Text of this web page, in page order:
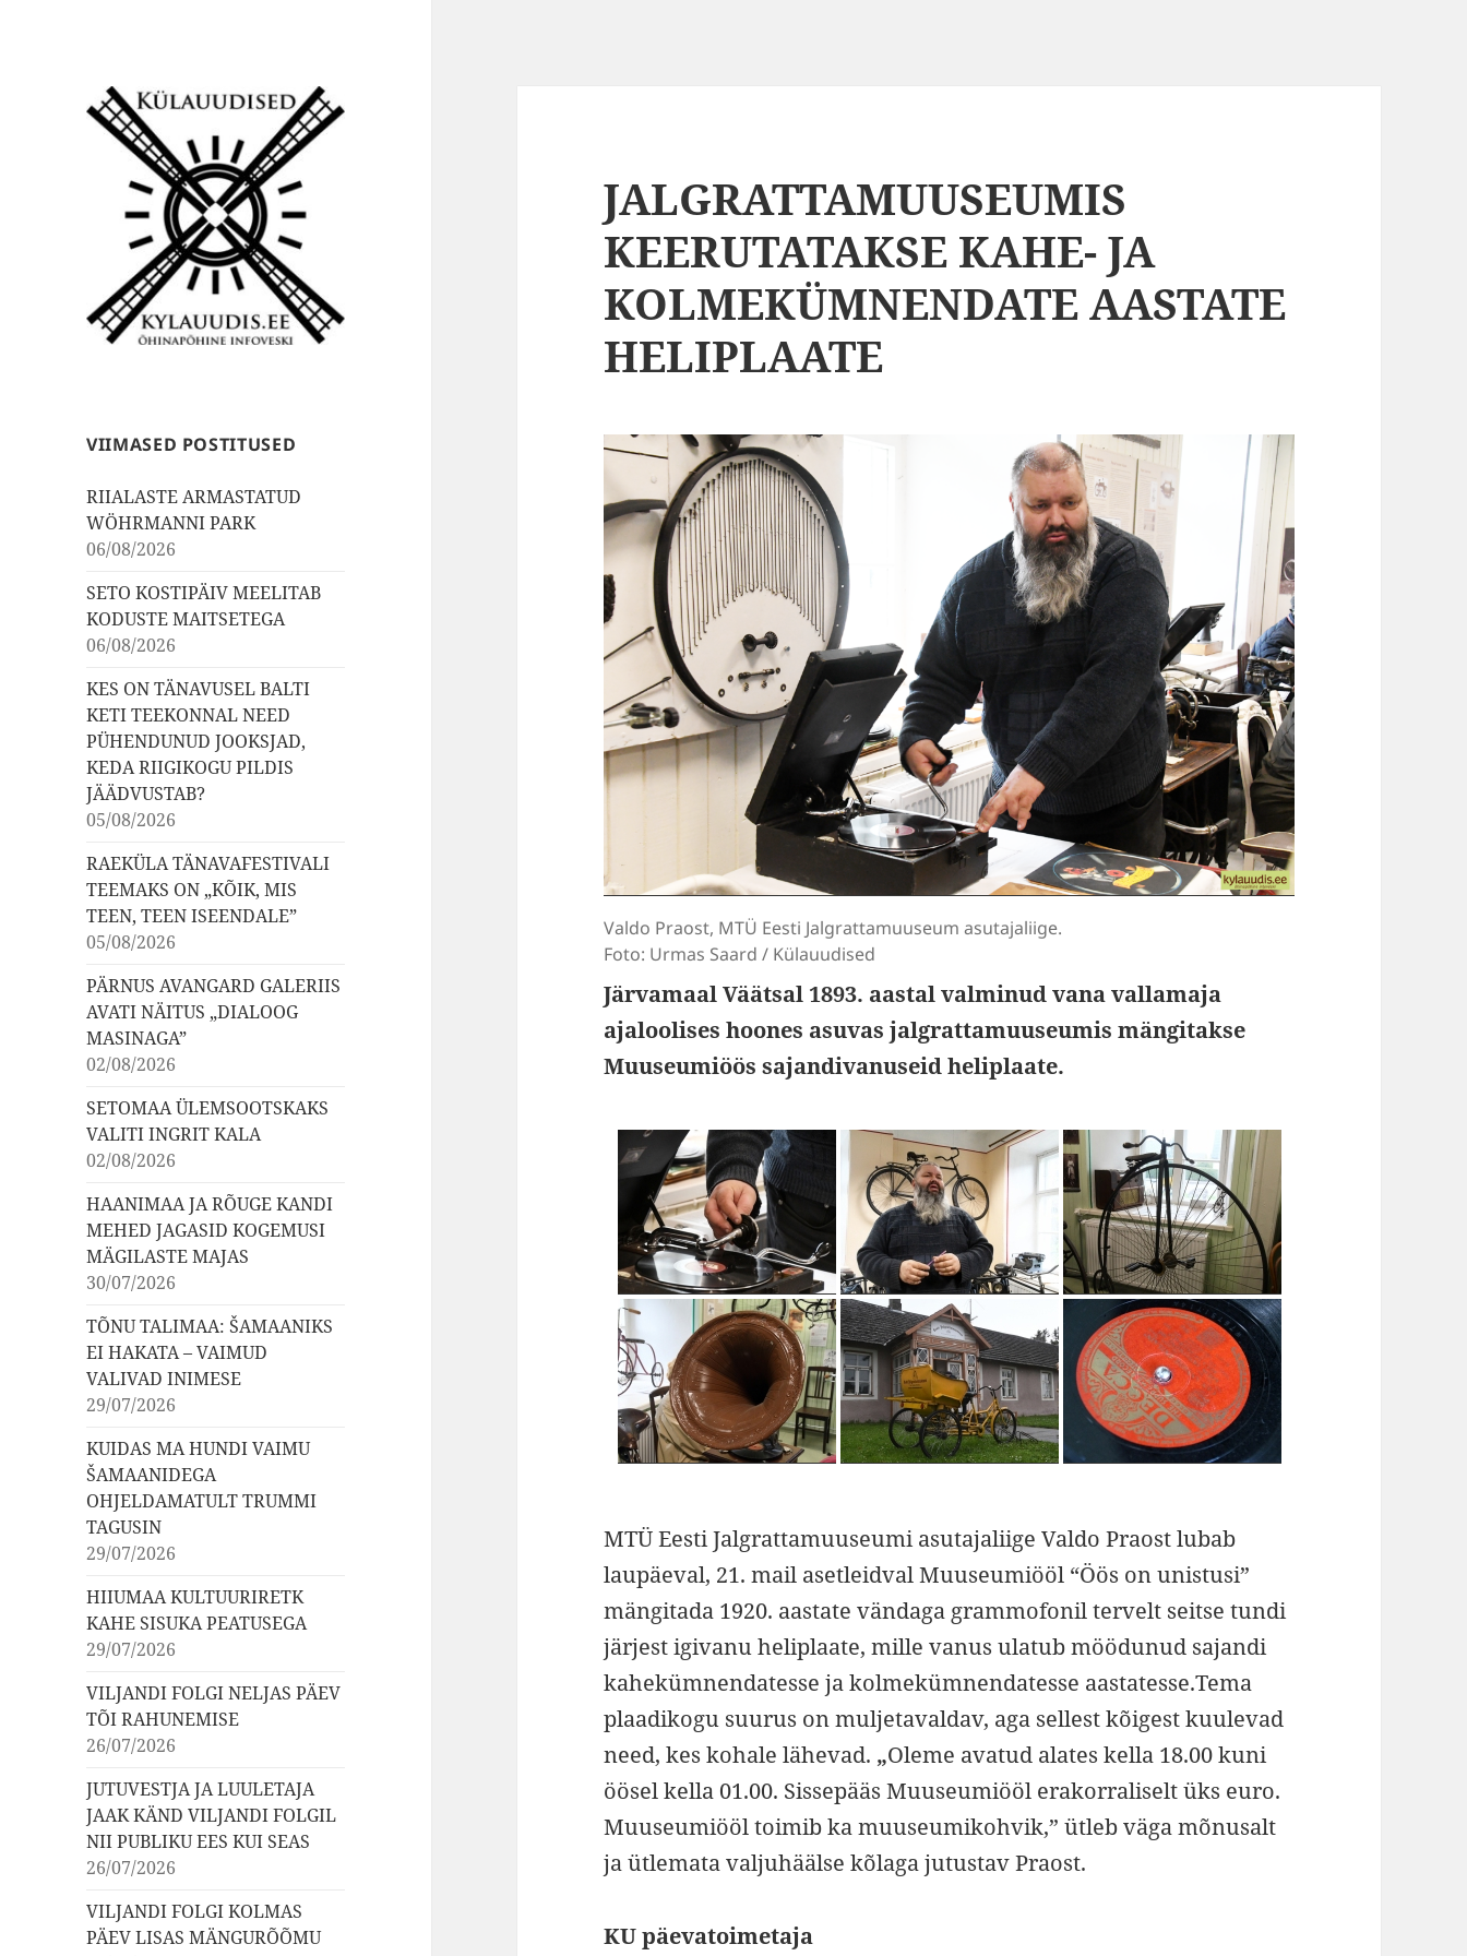
VIIMASED POSTITUSED
RIIALASTE ARMASTATUD
WÖHRMANNI PARK
06/08/2026
SETO KOSTIPÄIV MEELITAB
KODUSTE MAITSETEGA
06/08/2026
KES ON TÄNAVUSEL BALTI
KETI TEEKONNAL NEED
PÜHENDUNUD JOOKSJAD,
KEDA RIIGIKOGU PILDIS
JÄÄDVUSTAB?
05/08/2026
RAEKÜLA TÄNAVAFESTIVALI
TEEMAKS ON „KÕIK, MIS
TEEN, TEEN ISEENDALE”
05/08/2026
PÄRNUS AVANGARD GALERIIS
AVATI NÄITUS „DIALOOG
MASINAGA”
02/08/2026
SETOMAA ÜLEMSOOTSKAKS
VALITI INGRIT KALA
02/08/2026
HAANIMAA JA RÕUGE KANDI
MEHED JAGASID KOGEMUSI
MÄGILASTE MAJAS
30/07/2026
TÕNU TALIMAA: ŠAMAANIKS
EI HAKATA – VAIMUD
VALIVAD INIMESE
29/07/2026
KUIDAS MA HUNDI VAIMU
ŠAMAANIDEGA
OHJELDAMATULT TRUMMI
TAGUSIN
29/07/2026
HIIUMAA KULTUURIRETK
KAHE SISUKA PEATUSEGA
29/07/2026
VILJANDI FOLGI NELJAS PÄEV
TÕI RAHUNEMISE
26/07/2026
JUTUVESTJA JA LUULETAJA
JAAK KÄND VILJANDI FOLGIL
NII PUBLIKU EES KUI SEAS
26/07/2026
VILJANDI FOLGI KOLMAS
PÄEV LISAS MÄNGURÕÕMU
JALGRATTAMUUSEUMIS
KEERUTATAKSE KAHE- JA
KOLMEKÜMNENDATE AASTATE
HELIPLAATE
Valdo Praost, MTÜ Eesti Jalgrattamuuseum asutajaliige.
Foto: Urmas Saard / Külauudised
Järvamaal Väätsal 1893. aastal valminud vana vallamaja
ajaloolises hoones asuvas jalgrattamuuseumis mängitakse
Muuseumiöös sajandivanuseid heliplaate.
MTÜ Eesti Jalgrattamuuseumi asutajaliige Valdo Praost lubab
laupäeval, 21. mail asetleidval Muuseumiööl “Öös on unistusi”
mängitada 1920. aastate vändaga grammofonil tervelt seitse tundi
järjest igivanu heliplaate, mille vanus ulatub möödunud sajandi
kahekümnendatesse ja kolmekümnendatesse aastatesse.Tema
plaadikogu suurus on muljetavaldav, aga sellest kõigest kuulevad
need, kes kohale lähevad. „Oleme avatud alates kella 18.00 kuni
öösel kella 01.00. Sissepääs Muuseumiööl erakorraliselt üks euro.
Muuseumiööl toimib ka muuseumikohvik,” ütleb väga mõnusalt
ja ütlemata valjuhäälse kõlaga jutustav Praost.
KU päevatoimetaja